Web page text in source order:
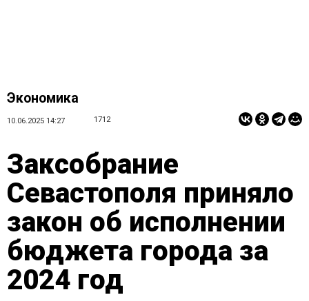
Экономика
10.06.2025 14:27 1712
Заксобрание
Севастополя приняло
закон об исполнении
бюджета города за
2024 год